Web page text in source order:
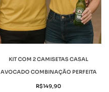
KIT COM 2 CAMISETAS CASAL
AVOCADO COMBINAÇÃO PERFEITA
R$149,90